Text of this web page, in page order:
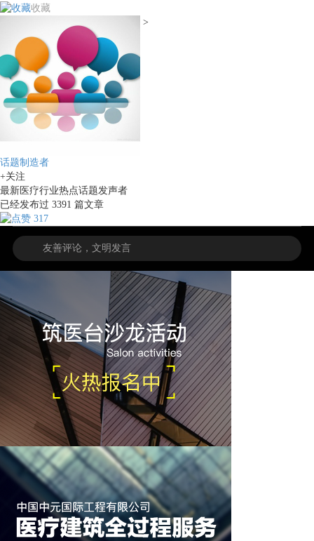
收藏
>
话题制造者
+关注
最新医疗行业热点话题发声者
已经发布过 3391 篇文章
317